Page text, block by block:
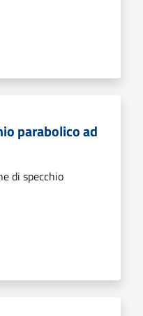
parabolico ad
di specchio